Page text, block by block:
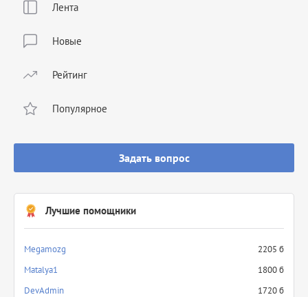
Лента
Новые
Рейтинг
Популярное
Задать вопрос
Лучшие помощники
Megamozg
2205 б
Matalya1
1800 б
DevAdmin
1720 б